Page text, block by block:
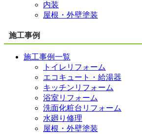
内装
屋根・外壁塗装
施工事例
施工事例一覧
トイレリフォーム
エコキュート・給湯器
キッチンリフォーム
浴室リフォーム
洗面化粧台リフォーム
水廻り修理
屋根・外壁塗装